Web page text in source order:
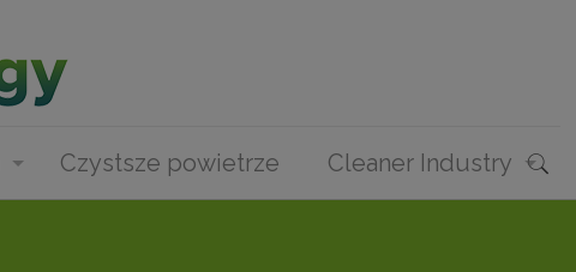
Czystsze powietrze Cleaner Industry